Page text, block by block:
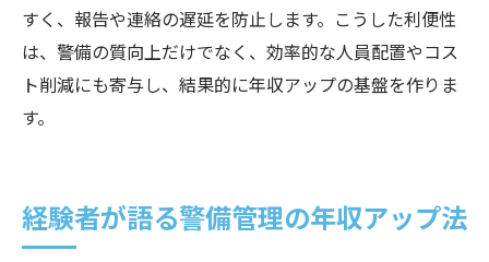
すく、報告や連絡の遅延を防止します。こうした利便性
は、警備の質向上だけでなく、効率的な人員配置やコス
ト削減にも寄与し、結果的に年収アップの基盤を作りま
す。
経験者が語る警備管理の年収アップ法